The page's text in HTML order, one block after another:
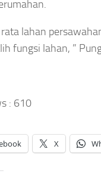
rata lahan
fungsi lahan, ”
: 610
X
Baku Air
di Sungai
Anjlok 40
RI,
Batik
Merah
Agustus
2026,
Herry